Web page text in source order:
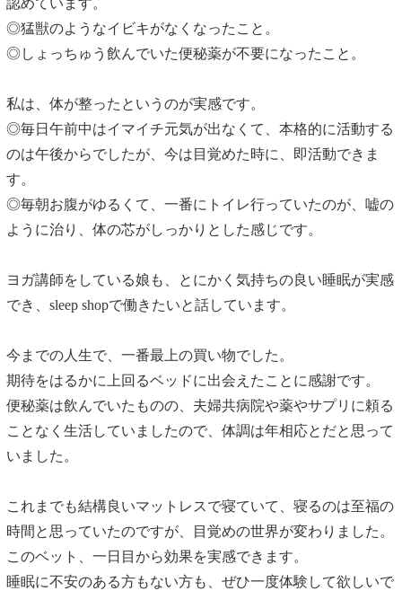
認めています。
◎猛獣のようなイビキがなくなったこと。
◎しょっちゅう飲んでいた便秘薬が不要になったこと。
私は、体が整ったというのが実感です。
◎毎日午前中はイマイチ元気が出なくて、本格的に活動する
のは午後からでしたが、今は目覚めた時に、即活動できま
す。
◎毎朝お腹がゆるくて、一番にトイレ行っていたのが、嘘の
ように治り、体の芯がしっかりとした感じです。
ヨガ講師をしている娘も、とにかく気持ちの良い睡眠が実感
でき、sleep shopで働きたいと話しています。
今までの人生で、一番最上の買い物でした。
期待をはるかに上回るベッドに出会えたことに感謝です。
便秘薬は飲んでいたものの、夫婦共病院や薬やサプリに頼る
ことなく生活していましたので、体調は年相応とだと思って
いました。
これまでも結構良いマットレスで寝ていて、寝るのは至福の
時間と思っていたのですが、目覚めの世界が変わりました。
このベット、一日目から効果を実感できます。
睡眠に不安のある方もない方も、ぜひ一度体験して欲しいで